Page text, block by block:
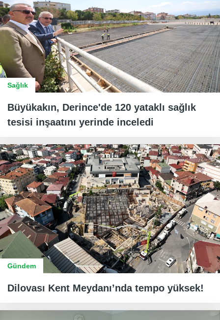
Sağlık
Büyükakın, Derince'de 120 yataklı sağlık
tesisi inşaatını yerinde inceledi
Gündem
Dilovası Kent Meydanı’nda tempo yüksek!